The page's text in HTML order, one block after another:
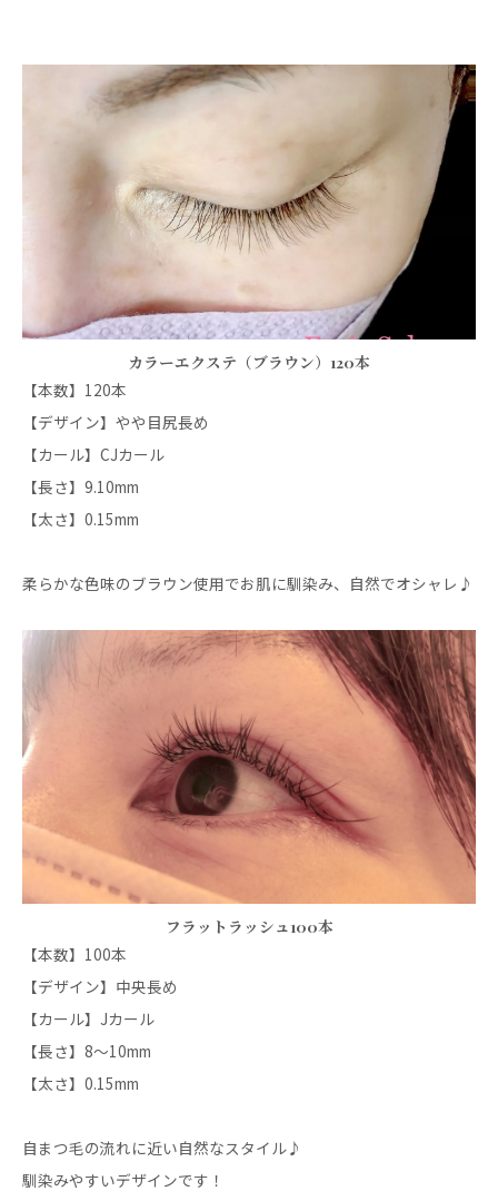
カラーエクステ（ブラウン）120本
【本数】120本
【デザイン】やや目尻長め
【カール】CJカール
【長さ】9.10mm
【太さ】0.15mm
柔らかな色味のブラウン使用でお肌に馴染み、自然でオシャレ♪
フラットラッシュ100本
【本数】100本
【デザイン】中央長め
【カール】Jカール
【長さ】8〜10mm
【太さ】0.15mm
自まつ毛の流れに近い自然なスタイル♪
馴染みやすいデザインです！